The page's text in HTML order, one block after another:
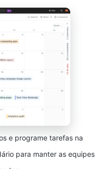
e programe tarefas na
para manter as equipes